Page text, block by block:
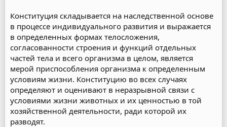
Конституция складывается на наследственной основе
в процессе индивидуального развития и выражается
в определенных формах телосложения,
согласованности строения и функций отдельных
частей тела и всего организма в целом, является
мерой приспособления организма к определенным
условиям жизни. Конституцию во всех случаях
определяют и оценивают в неразрывной связи с
условиями жизни животных и их ценностью в той
хозяйственной деятельности, ради которой их
разводят.